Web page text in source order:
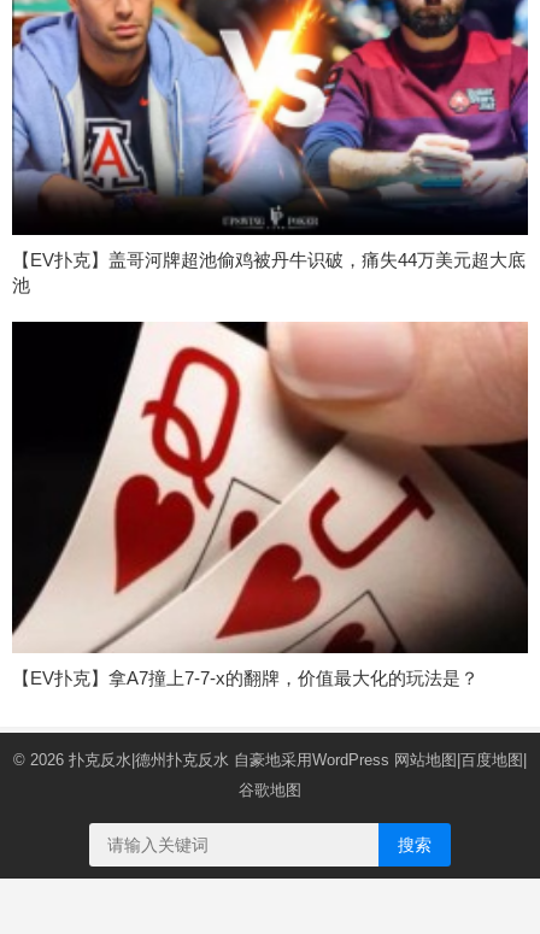
【EV扑克】盖哥河牌超池偷鸡被丹牛识破，痛失44万美元超大底
池
【EV扑克】拿A7撞上7-7-x的翻牌，价值最大化的玩法是？
© 2026 扑克反水|德州扑克反水 自豪地采用WordPress 网站地图 百度地图
谷歌地图
搜索